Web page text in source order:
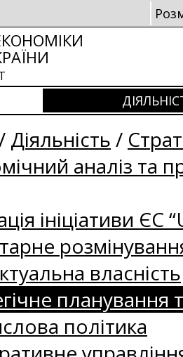
Діяльність /
аналіз та
ініціативи ЄС
власність
політика